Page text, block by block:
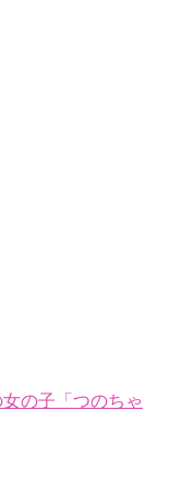
の子「つのちゃ